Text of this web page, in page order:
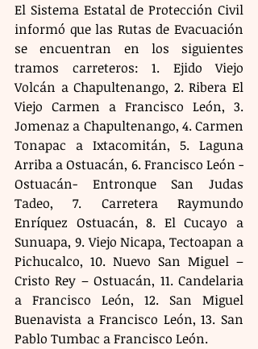
El Sistema Estatal de Protección Civil
informó que las Rutas de Evacuación
se encuentran en los siguientes
tramos carreteros: 1. Ejido Viejo
Volcán a Chapultenango, 2. Ribera El
Viejo Carmen a Francisco León, 3.
Jomenaz a Chapultenango, 4. Carmen
Tonapac a Ixtacomitán, 5. Laguna
Arriba a Ostuacán, 6. Francisco León -
Ostuacán- Entronque San Judas
Tadeo, 7. Carretera Raymundo
Enríquez Ostuacán, 8. El Cucayo a
Sunuapa, 9. Viejo Nicapa, Tectoapan a
Pichucalco, 10. Nuevo San Miguel –
Cristo Rey – Ostuacán, 11. Candelaria
a Francisco León, 12. San Miguel
Buenavista a Francisco León, 13. San
Pablo Tumbac a Francisco León.